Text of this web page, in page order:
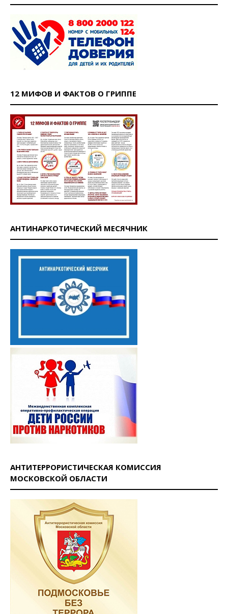
12 МИФОВ И ФАКТОВ О ГРИППЕ
АНТИНАРКОТИЧЕСКИЙ МЕСЯЧНИК
АНТИТЕРРОРИСТИЧЕСКАЯ КОМИССИЯ
МОСКОВСКОЙ ОБЛАСТИ